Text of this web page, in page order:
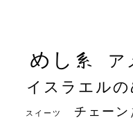
めし系 ア
イスラエルの
スイーツ チェーン